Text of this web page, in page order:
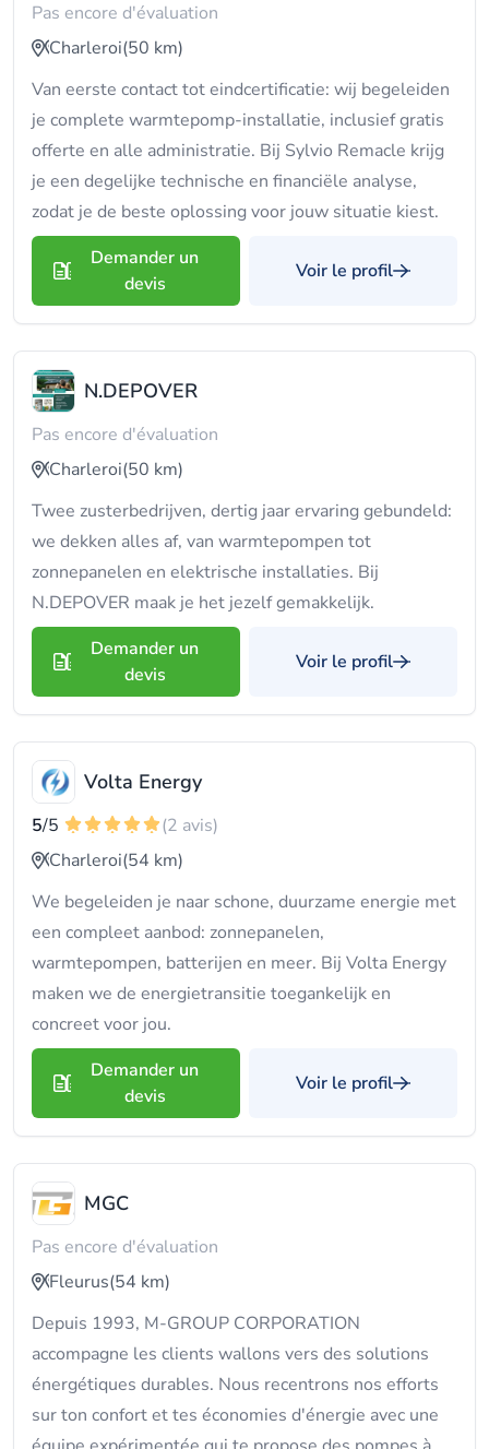
Pas encore d'évaluation
Charleroi(50 km)
Van eerste contact tot eindcertificatie: wij begeleiden
je complete warmtepomp-installatie, inclusief gratis
offerte en alle administratie. Bij Sylvio Remacle krijg
je een degelijke technische en financiële analyse,
zodat je de beste oplossing voor jouw situatie kiest.
Demander un
devis
Voir le profil
N.DEPOVER
Pas encore d'évaluation
Charleroi(50 km)
Twee zusterbedrijven, dertig jaar ervaring gebundeld:
we dekken alles af, van warmtepompen tot
zonnepanelen en elektrische installaties. Bij
N.DEPOVER maak je het jezelf gemakkelijk.
Demander un
devis
Voir le profil
Volta Energy
5/5
(2 avis)
Charleroi(54 km)
We begeleiden je naar schone, duurzame energie met
een compleet aanbod: zonnepanelen,
warmtepompen, batterijen en meer. Bij Volta Energy
maken we de energietransitie toegankelijk en
concreet voor jou.
Demander un
devis
Voir le profil
MGC
Pas encore d'évaluation
Fleurus(54 km)
Depuis 1993, M-GROUP CORPORATION
accompagne les clients wallons vers des solutions
énergétiques durables. Nous recentrons nos efforts
sur ton confort et tes économies d'énergie avec une